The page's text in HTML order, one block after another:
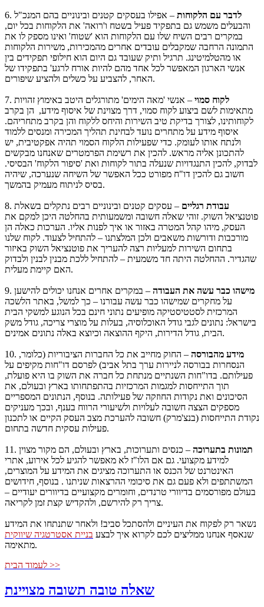
6. לדבר עם הלקוחות – אפילו בעסקים קטנים ובינוניים בהם המנכ"ל
והבעלים משמש גם בתפקיד פעיל בשטח ו'רואה' את הלקוחות בכל יום,
במקרים רבים השיח שלו עם הלקוחות הוא 'שטוח' ואינו מספק לו את
התמונה הרחבה שמקבלים עובדים אחרים מהמכירות, משירות הלקוחות
או מהטלמיטינג. תרגיל ותיק שעובד גם היום הוא חילופי תפקידים בין
אנשי הארגון המאפשר לכל אחד מהם להיות אורח לרגע' בתפקידו של
האחר, להצביע על כשלים ולהציע שיפורים.
7. לקוח סמוי – אנשי 'מאה הימים' מתורגלים היטב באימוץ זהויות
מתאימות לשם ביצוע לקוח סמוי, דרך מצוינת של איסוף מידע, הן בקרב
לקוחותינו, לצורך בדיקת טיב השירות והיחס ללקוח והן בקרב מתחריהם.
איסוף מידע על מתחרים נועד לבחינת תהליך המכירה ומנסים ללמוד
ולנתח אותו לעומק. כדי שפעילות הלקוח הסמוי תהיה אפקטיבית, יש
להתכונן אליה מראש. להכין את רשימת הפרמטרים שאנחנו מבקשים
לבדוק, להכין התנגדויות שנעלה בתור לקוחות ואת 'סיפור הלקוח' הבסיסי.
חשוב גם להכין דו"ח מפורט ככל האפשר של השיחה שנערכה, שיהיה
בסיס לניתוח מעמיק בהמשך.
8. עבודת רגליים – עסקים קטנים ובינוניים רבים נתקלים בשאלת
פוטנציאל השוק. זוהי שאלה חשובה ומשמעותית בהחלטה היכן למקם את
העסק, מיהו קהל המטרה באזור או איך לפנות אליו. הערכות כאלה הן
מורכבות ודורשות משאבים ולכן המלצתנו – להתחיל לצעוד. לקוח שלנו
בתחום השירות למעליות רצה להעריך את פוטנציאל השוק באיזור
שהגדיר. ההחלטה היתה חד משמעית – להתחיל ללכת מבנין לבנין ולבדוק
האם קיימת מעלית.
9. מישהו כבר עשה את העבודה – במקרים אחרים אנחנו יכולים להישען
על מחקרים שמישהו כבר עשה עבורנו – כך למשל, באתר הלשכה
המרכזית לסטטיסטיקה מופיעים נתוני חינם בכל הנוגע למשקי הבית
בישראל: נתונים לגבי גודל האוכלוסיה, בעלות על מוצרי צריכה, גודל משק
הבית, גודל הדירות, היקף ההוצאה וכיוצא באלה נתונים אמינים.
10. מידע מהבורסה – החוק מחייב את כל החברות הציבוריות (כלומר,
הנסחרות בבורסה לניירות ערך בתל אביב) לפרסם דו"חות מקיפים על
פעילותם. בדו"חות השנתיים מנתחת כל חברה את השוק בו היא פועלת,
תוך התייחסות למגמות המרכזיות בהתפתחותו בארץ ובעולם, את
הסיכונים ואת נקודות החוזקה של פעילותה. בנוסף, הנתונים המספריים
מספקים הצצה חשובה לעלויות ולשיעורי הרווח בענף, ובכך מעניקים
נקודת התייחסות (בנצ'מרק) חשובה להערכת מצב העסק הקיים או לתכנון
פעילות עסקית חדשה בתחום.
11. תמונות בתערוכה – כנסים ותערוכות, בארץ ובעולם, הם מקור מצוין
למידע מקצועי. גם אם הלו"ז לא מאפשר להגיע לכל אירוע, אתרי
האינטרנט של הכנס או התערוכה מציגים את המידע על המוצרים,
המשתתפים ולא פעם גם את סיכומי ההרצאות שניתנו . בנוסף, חידושים
בעולם מפורסמים בדיוורי טרנדים, וחומרים מקצועיים בדיוורים יעודיים –
צריך רק להירשם, ולהקדיש קצת זמן לקריאה.
נשאר רק לפקוח את העיניים ולהסתכל סביב! ולאחר שתנתחו את המידע
שנאסף אנחנו ממליצים לכם לקרוא איך לבצע בניית אסטרטגיה שיווקית
מתאימה.
לעמוד הבית >>
שאלה טובה תשובה מצויינת